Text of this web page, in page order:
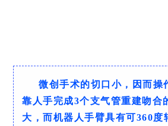
微创手术的切口小，因而操
靠人手完成3个支气管重建吻合
大，而机器人手臂具有可360度